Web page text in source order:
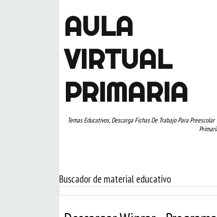
AULA
VIRTUAL
PRIMARIA
Temas Educativos, Descarga Fichas De Trabajo Para Preescolar
Buscador de material educativo